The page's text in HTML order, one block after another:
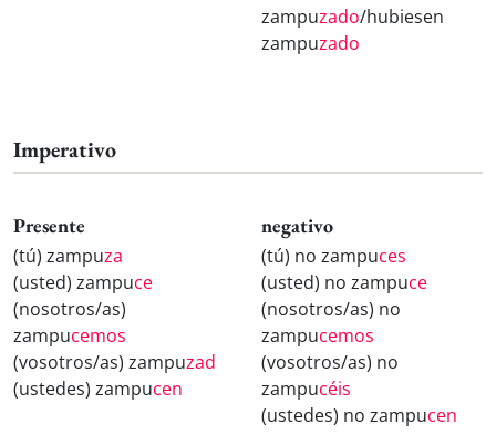
zampuzado/hubiesen
zampuzado
Imperativo
Presente
(tú) zampuza
(usted) zampuce
(nosotros/as)
zampucemos
(vosotros/as) zampuzad
(ustedes) zampucen
negativo
(tú) no zampuces
(usted) no zampuce
(nosotros/as) no
zampucemos
(vosotros/as) no
zampucéis
(ustedes) no zampucen